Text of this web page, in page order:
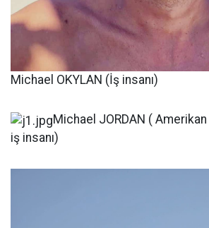
Michael OKYLAN (İş insanı)
Michael JORDAN (
iş insanı)